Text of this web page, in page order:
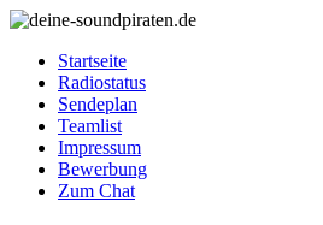
Startseite
Radiostatus
Sendeplan
Teamlist
Impressum
Bewerbung
Zum Chat